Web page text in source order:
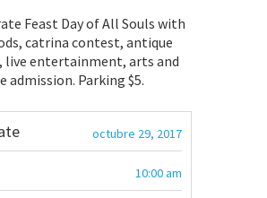
Feast Day of All Souls with
catrina contest, antique
live entertainment, arts and
admission. Parking $5.
octubre 29, 2017
10:00 am